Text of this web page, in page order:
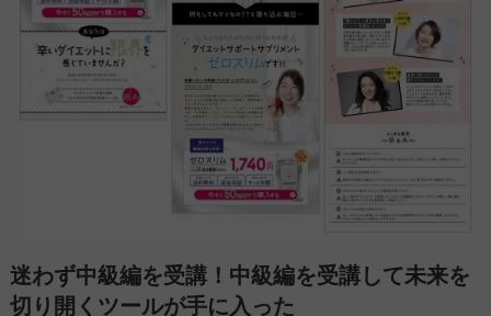
迷わず中級編を受講！中級編を受講して未来を
切り開くツールが手に入った